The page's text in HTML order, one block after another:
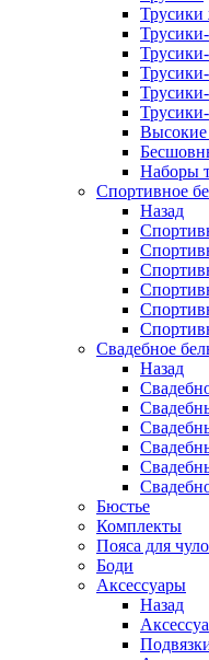
Трусики
Высокие
Наборы
Спортивное
Назад
Свадебное
Назад
Бюстье
Комплекты
Пояса для
Боди
Аксессуары
Назад